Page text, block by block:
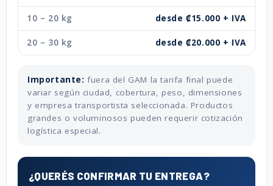
10 – 20 kg desde ₡15.000 + IVA
20 – 30 kg desde ₡20.000 + IVA
Importante: fuera del GAM la tarifa final puede
variar según ciudad, cobertura, peso, dimensiones
y empresa transportista seleccionada. Productos
grandes o voluminosos pueden requerir cotización
logística especial.
¿QUERÉS CONFIRMAR TU ENTREGA?